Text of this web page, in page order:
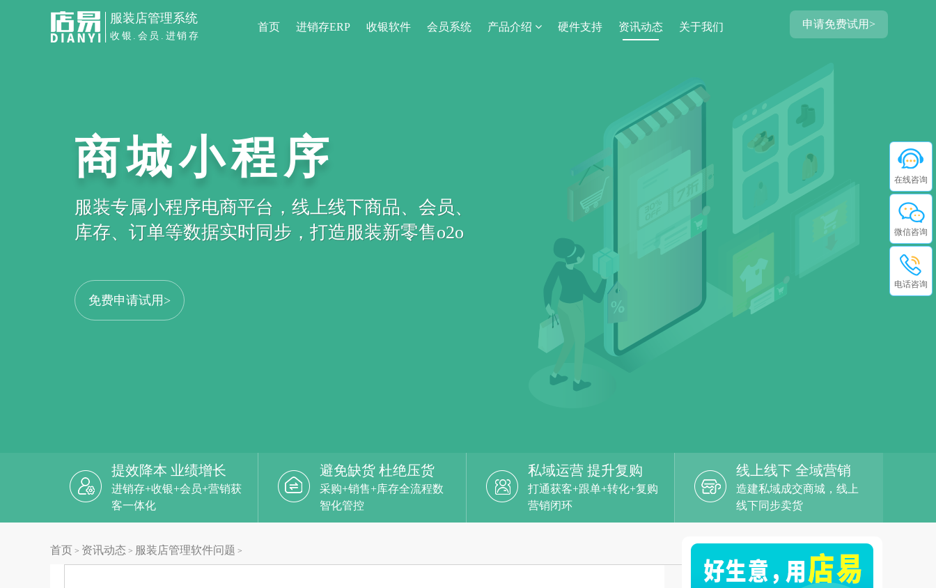
申请免费试用>
服装店管理系统
收银.会员.进销存
首页 进销存ERP 收银软件 会员系统 产品介绍 硬件支持 资讯动态 关于我们
商城小程序
服装专属小程序电商平台，线上线下商品、会员、
库存、订单等数据实时同步，打造服装新零售o2o
免费申请试用>
提效降本 业绩增长
进销存+收银+会员+营销获
客一体化
避免缺货 杜绝压货
采购+销售+库存全流程数
智化管控
私域运营 提升复购
打通获客+跟单+转化+复购
营销闭环
线上线下 全域营销
造建私域成交商城，线上
线下同步卖货
首页 > 资讯动态 > 服装店管理软件问题 >
在线咨询
微信咨询
电话咨询